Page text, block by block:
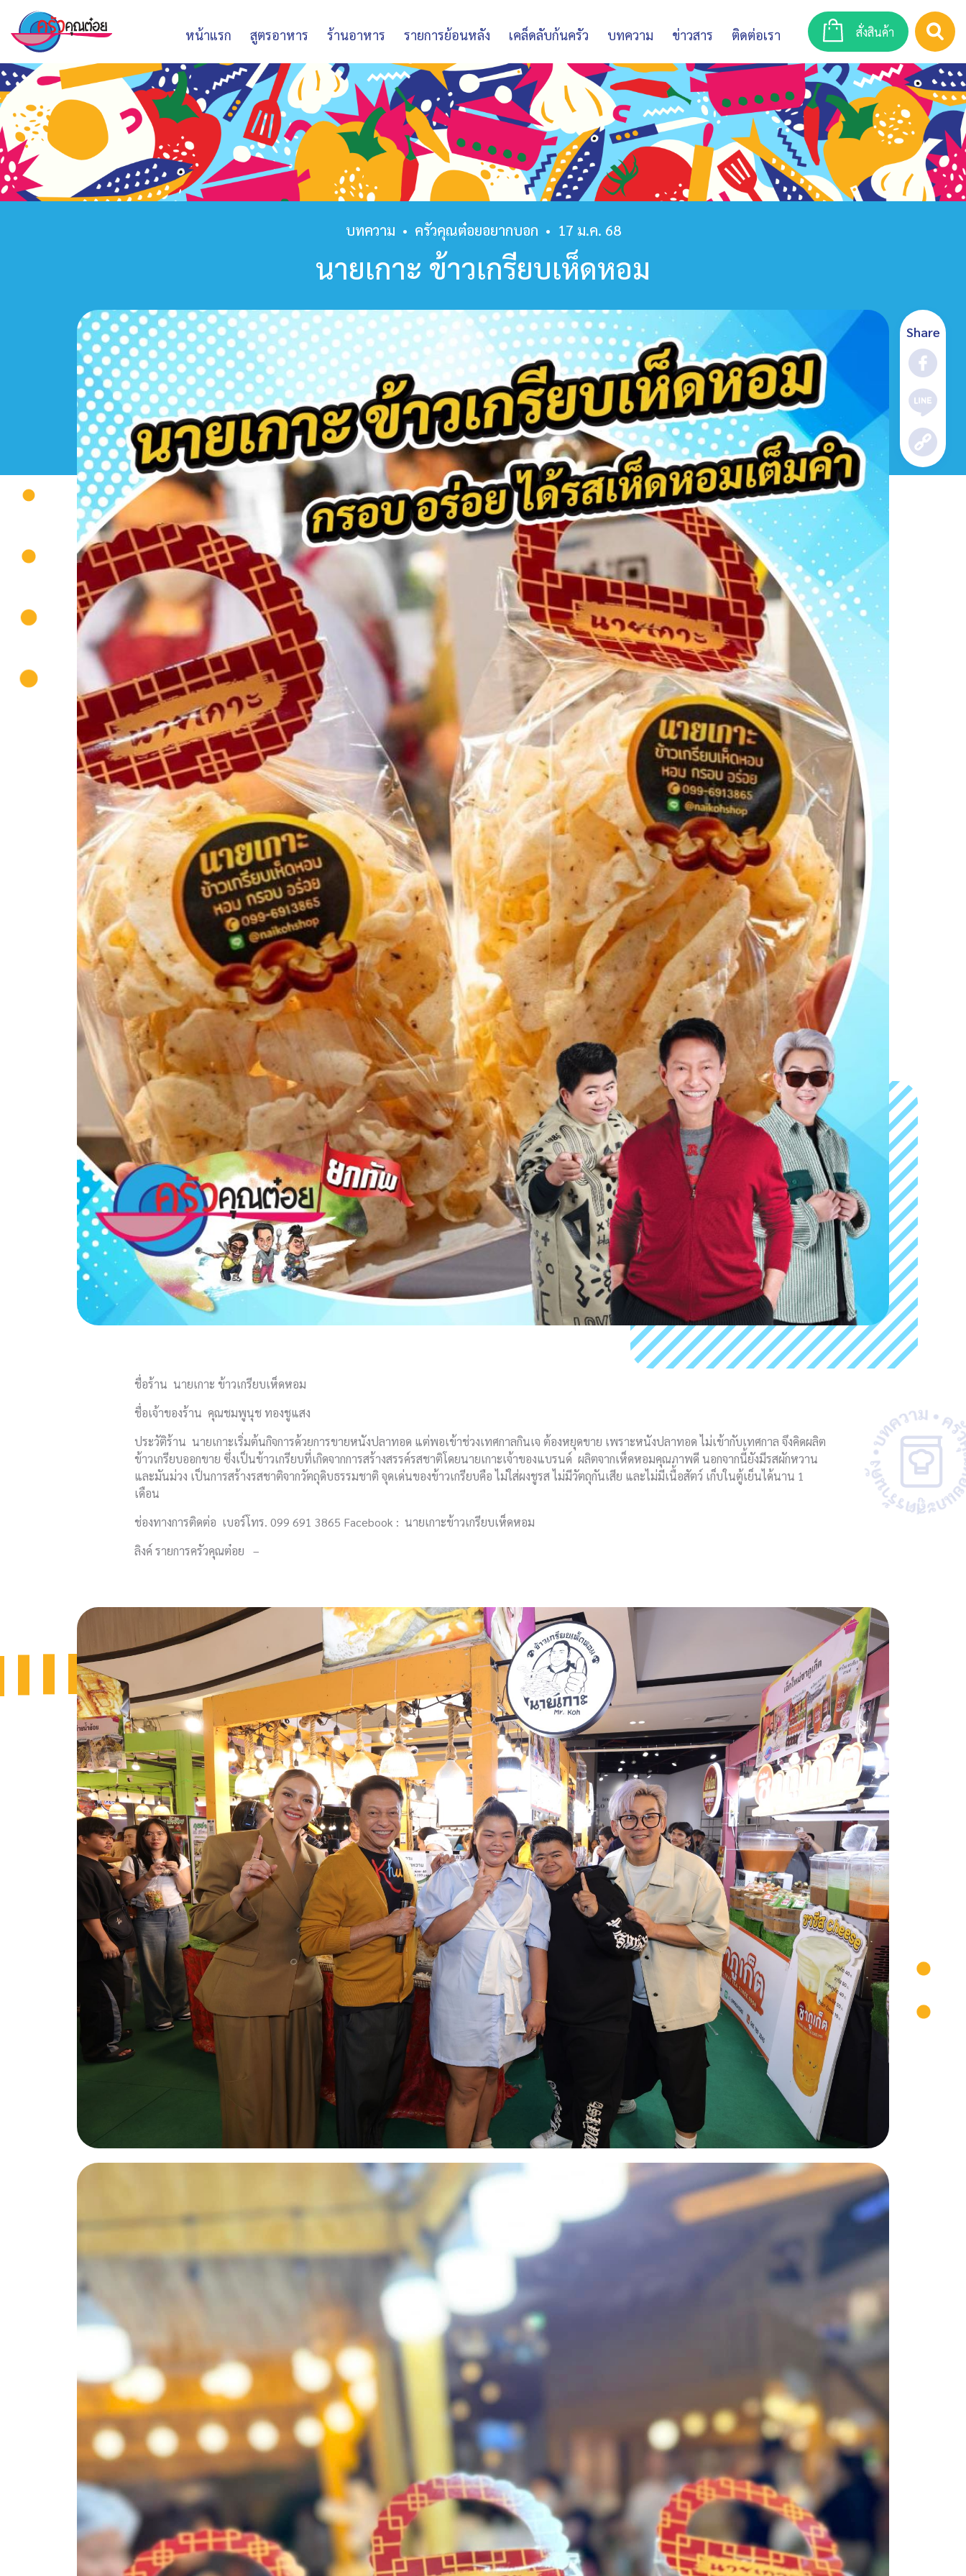
หน้าแรก สูตรอาหาร ร้านอาหาร รายการย้อนหลัง เคล็ดลับก้นครัว บทความ ข่าวสาร ติดต่อเรา สั่งสินค้า
บทความ • ครัวคุณต๋อยอยากบอก • 17 ม.ค. 68
นายเกาะ ข้าวเกรียบเห็ดหอม
Share
ชื่อร้าน นายเกาะ ข้าวเกรียบเห็ดหอม
ชื่อเจ้าของร้าน คุณชมพูนุช ทองชูแสง
ประวัติร้าน นายเกาะเริ่มต้นกิจการด้วยการขายหนังปลาทอด แต่พอเข้าช่วงเทศกาลกินเจ ต้องหยุดขาย เพราะหนังปลาทอด ไม่เข้ากับเทศกาล จึงคิดผลิต
ข้าวเกรียบออกขาย ซึ่งเป็นข้าวเกรียบที่เกิดจากการสร้างสรรค์รสชาติโดยนายเกาะเจ้าของแบรนด์ ผลิตจากเห็ดหอมคุณภาพดี นอกจากนี้ยังมีรสผักหวาน
และมันม่วง เป็นการสร้างรสชาติจากวัตถุดิบธรรมชาติ จุดเด่นของข้าวเกรียบคือ ไม่ใส่ผงชูรส ไม่มีวัตถุกันเสีย และไม่มีเนื้อสัตว์ เก็บในตู้เย็นได้นาน 1
เดือน
ช่องทางการติดต่อ เบอร์โทร. 099 691 3865 Facebook : นายเกาะข้าวเกรียบเห็ดหอม
ลิงค์ รายการครัวคุณต๋อย –